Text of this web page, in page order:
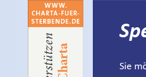
Sie